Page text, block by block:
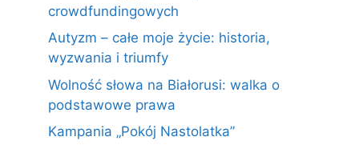
crowdfundingowych
Autyzm – całe moje życie: historia,
wyzwania i triumfy
Wolność słowa na Białorusi: walka o
podstawowe prawa
Kampania „Pokój Nastolatka”